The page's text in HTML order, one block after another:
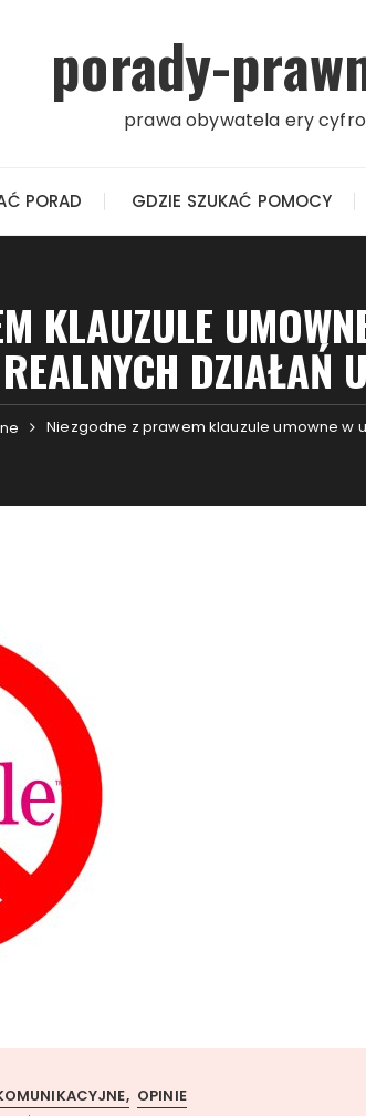
porady-
prawa obywatela ery
PORAD GDZIE SZUKAĆ POMOCY
KLAUZULE
DZIAŁAŃ
Niezgodne z prawem klauzule umowne w
OPINIE